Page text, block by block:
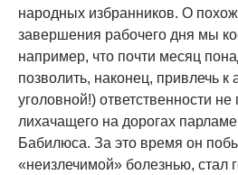
народных избранников. О
завершения рабочего дня мы
например, что почти месяц
позволить, наконец, привлечь
уголовной!) ответственности
лихачащего на дорогах
Бабилюса. За это время он
«неизлечимой» болезнью, стал